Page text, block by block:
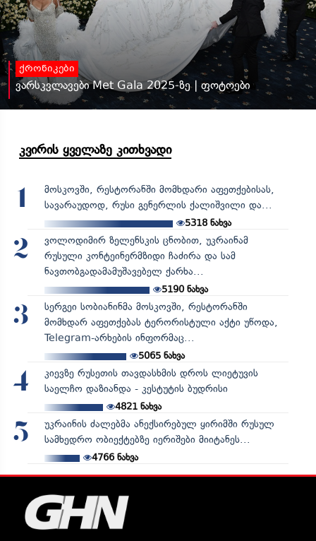
ქრონიკები
ვარსკვლავები Met Gala 2025-ზე | ფოტოები
კვირის ყველაზე კითხვადი
1
მოსკოვში, რესტორანში მომხდარი აფეთქებისას,
სავარაუდოდ, რუსი გენერლის ქალიშვილი და...
5318 ნახვა
2
ვოლოდიმირ ზელენსკის ცნობით, უკრაინამ
რუსული კონტეინერმზიდი ჩაძირა და სამ
ნავთობგადამამუშავებელ ქარხა...
5190ნახვა
3
სერგეი სობიანინმა მოსკოვში, რესტორანში
მომხდარ აფეთქებას ტერორისტული აქტი უწოდა,
Telegram-არხების ინფორმაც...
5065ნახვა
4
კიევზე რუსეთის თავდასხმის დროს ლიეტუვის
საელჩო დაზიანდა - კესტუტის ბუდრისი
4821ნახვა
5
უკრაინის ძალებმა ანექსირებულ ყირიმში რუსულ
სამხედრო ობიექტებზე იერიშები მიიტანეს...
4766ნახვა